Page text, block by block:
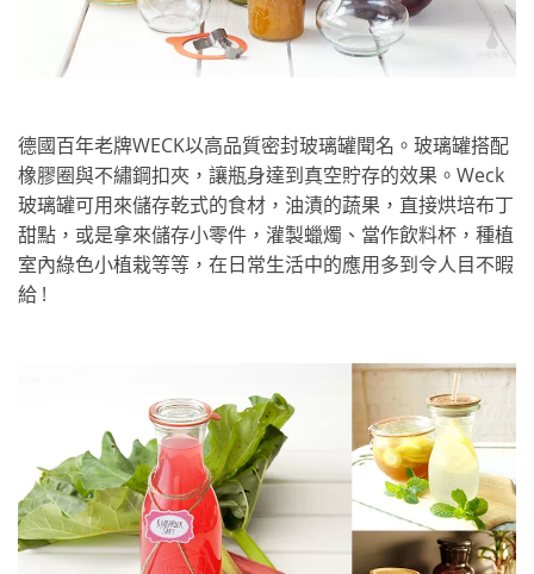
德國百年老牌WECK以高品質密封玻璃罐聞名。玻璃罐搭配
橡膠圈與不繡鋼扣夾，讓瓶身達到真空貯存的效果。Weck
玻璃罐可用來儲存乾式的食材，油漬的蔬果，直接烘培布丁
甜點，或是拿來儲存小零件，灌製蠟燭、當作飲料杯，種植
室內綠色小植栽等等，在日常生活中的應用多到令人目不暇
給 !